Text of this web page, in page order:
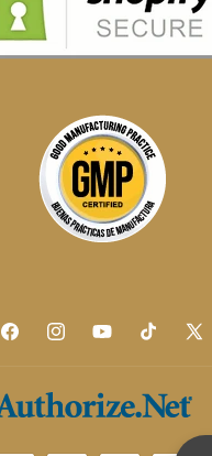
FacebookInstagramYouTubeTikTokX